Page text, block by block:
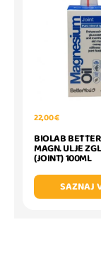
22,00 €
BIOLAB
MAGN. ULJE
(JOINT) 100ML
SAZNAJ